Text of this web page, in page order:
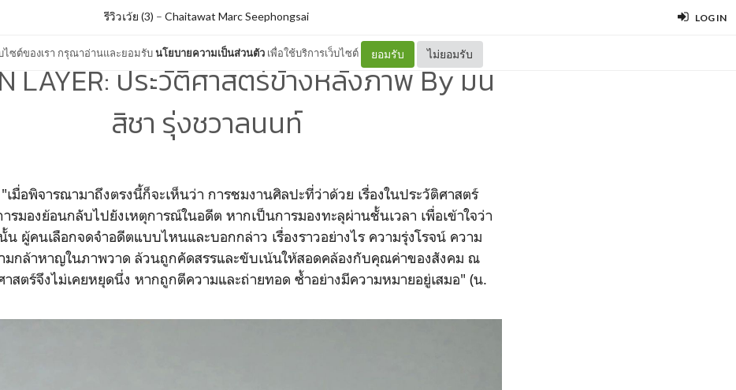
LOG IN
ไซต์ของเรา กรุณาอ่านและยอมรับนโยบายความเป็นส่วนตัว เพื่อใช้บริการเว็บไซต์ ยอมรับ ไม่ยอมรับ
รีวิวเว้ย (3) – Chaitawat Marc Seephongsai
LAYER: ประวัติศาสตร์ข้างหลังภาพ By มน
สิชา รุ่งชวาลนนท์
"เมื่อพิจารณามาถึงตรงนี้ก็จะเห็นว่า การชมงานศิลปะที่ว่าด้วย เรื่องในประวัติศาสตร์
ารมองย้อนกลับไปยังเหตุการณ์ในอดีต หากเป็นการมองทะลุผ่านชั้นเวลา เพื่อเข้าใจว่า
น ผู้คนเลือกจดจำอดีตแบบไหนและบอกกล่าว เรื่องราวอย่างไร ความรุ่งโรจน์ ความ
มกล้าหาญในภาพวาด ล้วนถูกคัดสรรและขับเน้นให้สอดคล้องกับคุณค่าของสังคม ณ
าสตร์จึงไม่เคยหยุดนึ่ง หากถูกตีความและถ่ายทอด ซ้ำอย่างมีความหมายอยู่เสมอ" (น.